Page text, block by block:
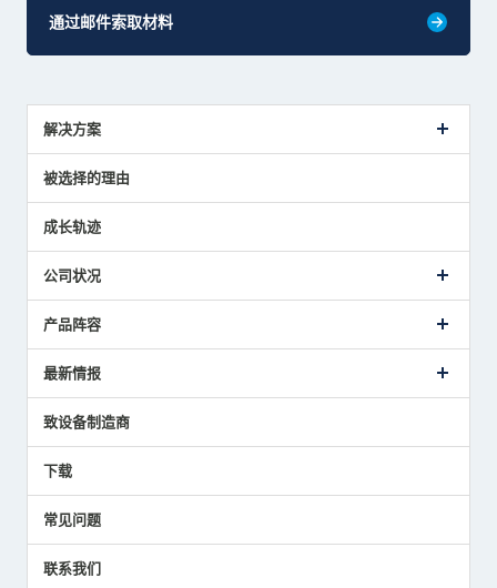
通过邮件索取材料
解决方案
解决方案建议
被选择的理由
成长轨迹
公司状况
致词
主要获奖经历
国家/地区/语言
产品阵容
对刀仪
气压式精密定位传感器
最新情报
美德龙的技术
员工博客
中小企业BCP地震对策
传感器技术指南
社长博客
致设备制造商
下载
常见问题
联系我们